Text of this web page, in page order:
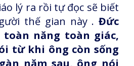
lý ra rồi tự đọc sẽ biết
thế gian này . Đức
năng toàn giác,
từ khi ông còn sống
năm sau, ông nói